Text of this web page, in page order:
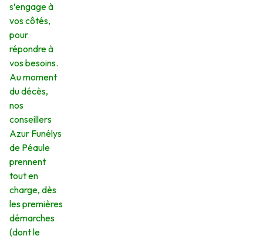
s’engage à
vos côtés,
pour
répondre à
vos besoins.
Au moment
du décès,
nos
conseillers
Azur Funélys
de Péaule
prennent
tout en
charge, dès
les premières
démarches
(dont le